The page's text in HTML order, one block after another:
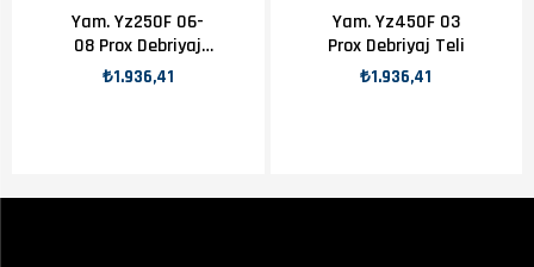
Yam. Yz250F 06-
08 Prox Debriyaj
Teli
₺1.936,41
Yam. Yz450F 03
Prox Debriyaj Teli
₺1.936,41